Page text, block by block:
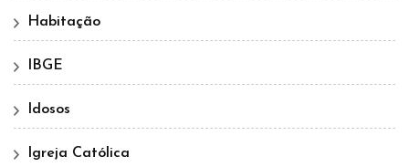
Habitação
IBGE
Idosos
Igreja Católica